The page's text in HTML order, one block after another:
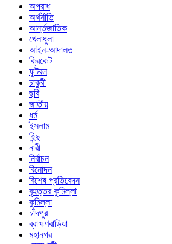
অপরাধ
অর্থনীতি
আর্ন্তজাতিক
খেলাধুলা
আইন-আদালত
ক্রিকেট
ফুটবল
চাকুরী
ছবি
জাতীয়
ধর্ম
ইসলাম
হিন্দু
নারী
নির্বাচন
বিনোদন
বিশেষ প্রতিবেদন
বৃহত্তর কুমিল্লা
কুমিল্লা
চাঁদপুর
ব্রাহ্মণবাড়িয়া
মহানগর